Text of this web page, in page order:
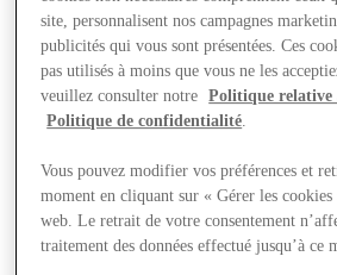
Boutiques
site, personnalisent nos campagnes
publicités qui vous sont présentées. Ces
pas utilisés à moins que vous ne les
veuillez consulter notre
Politique relative
Politique de confidentialité.
Vous pouvez modifier vos préférences et
moment en cliquant sur « Gérer les cookies
web. Le retrait de votre consentement
traitement des données effectué jusqu’à ce